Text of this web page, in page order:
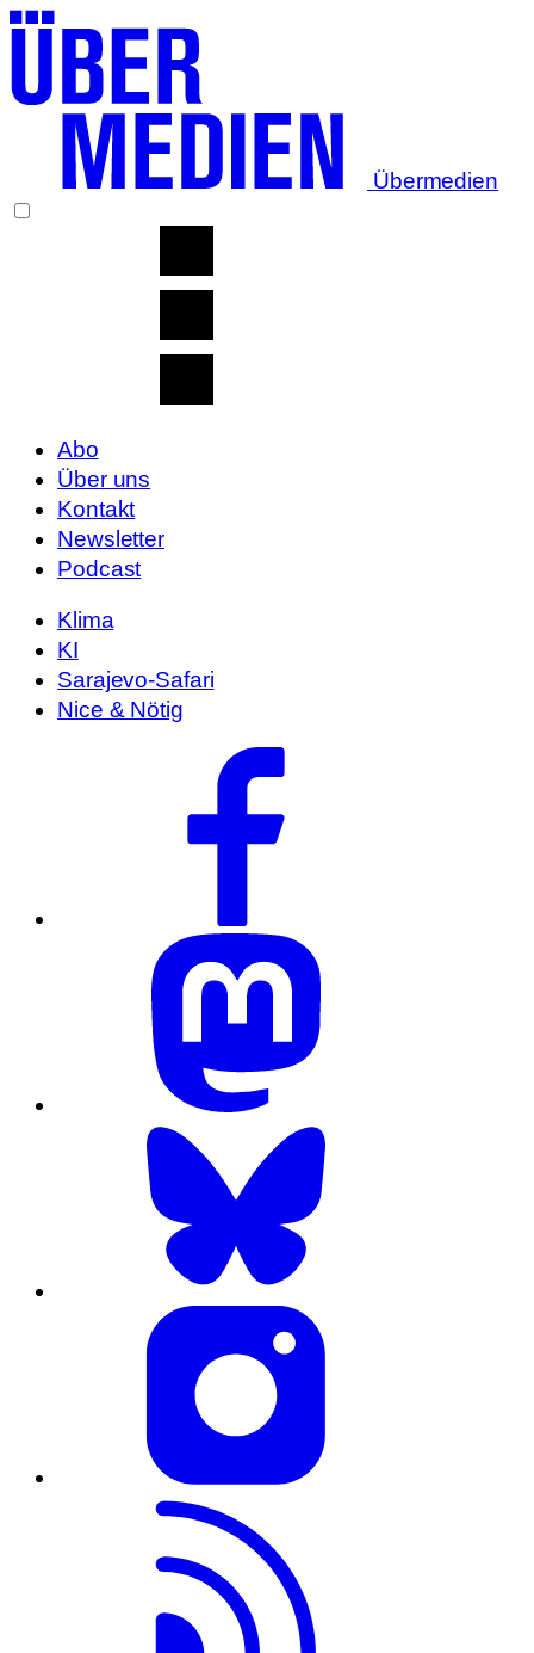
Übermedien
Abo
Über uns
Kontakt
Newsletter
Podcast
Klima
KI
Sarajevo-Safari
Nice & Nötig